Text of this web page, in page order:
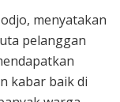
menyatakan
pelanggan
kabar baik di